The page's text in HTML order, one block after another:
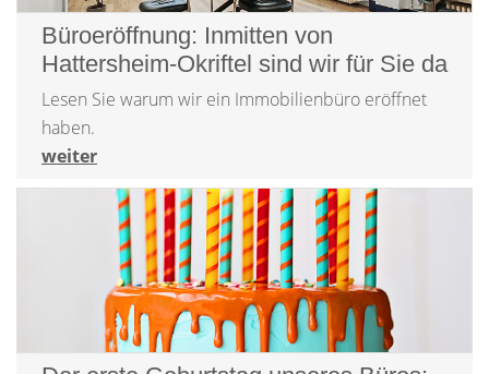
Büroeröffnung: Inmitten von
Hattersheim-Okriftel sind wir für Sie da
Lesen Sie warum wir ein Immobilienbüro eröffnet
haben.
weiter